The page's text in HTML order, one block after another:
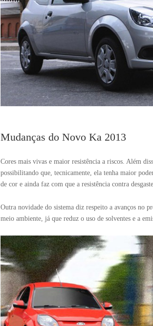
Mudanças do Novo Ka 2013
Cores mais vivas e maior resistência a riscos. Além
possibilitando que, tecnicamente, ela tenha maior
de cor e ainda faz com que a resistência contra
Outra novidade do sistema diz respeito a avanços no
meio ambiente, já que reduz o uso de solventes e a